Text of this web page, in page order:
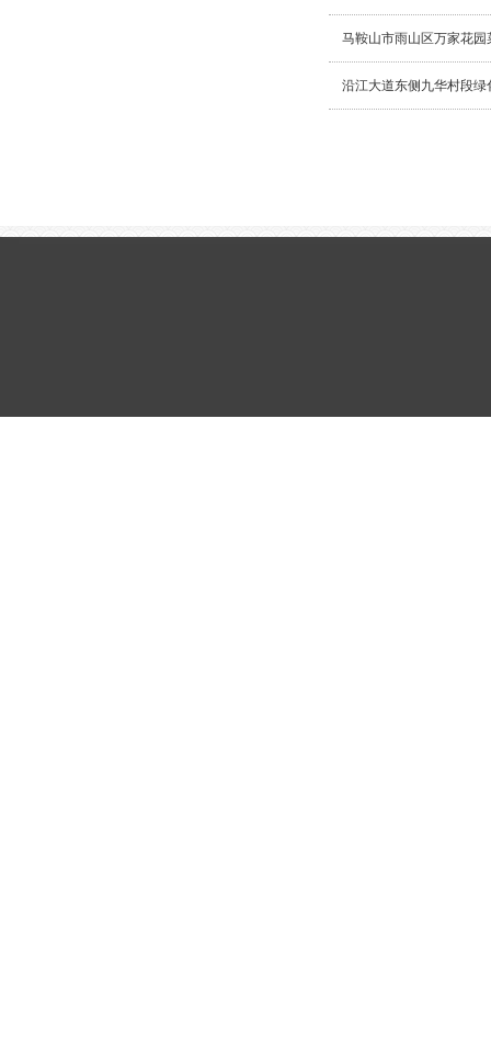
马鞍山市雨山区万家花
沿江大道东侧九华村段